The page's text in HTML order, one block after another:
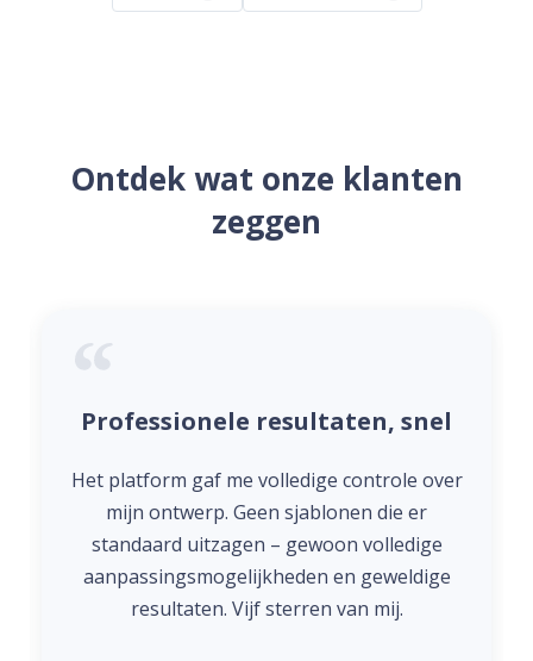
Ontdek wat onze klanten
zeggen
Professionele resultaten, snel
Het platform gaf me volledige controle over
mijn ontwerp. Geen sjablonen die er
standaard uitzagen – gewoon volledige
aanpassingsmogelijkheden en geweldige
resultaten. Vijf sterren van mij.